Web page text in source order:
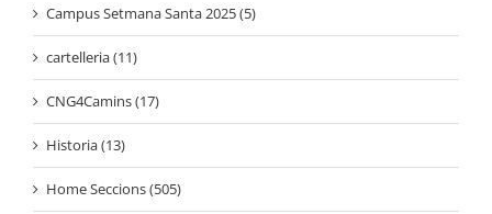
Campus Setmana Santa 2025 (5)
cartelleria (11)
CNG4Camins (17)
Historia (13)
Home Seccions (505)